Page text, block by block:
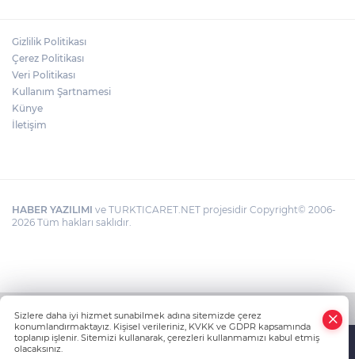
Gizlilik Politikası
Çerez Politikası
Veri Politikası
Kullanım Şartnamesi
Künye
İletişim
HABER YAZILIMI ve TURKTICARET.NET projesidir Copyright© 2006-
2026 Tüm hakları saklıdır.
Sizlere daha iyi hizmet sunabilmek adına sitemizde çerez
konumlandırmaktayız. Kişisel verileriniz, KVKK ve GDPR kapsamında
toplanıp işlenir. Sitemizi kullanarak, çerezleri kullanmamızı kabul etmiş
olacaksınız.